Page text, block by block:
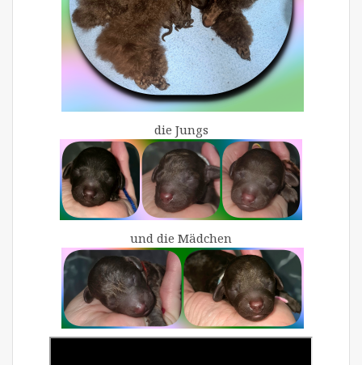
die Jungs
und die Mädchen